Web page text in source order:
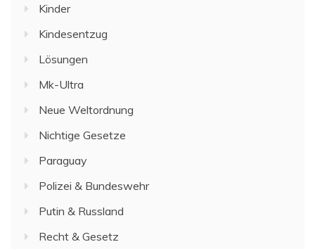
Kinder
Kindesentzug
Lösungen
Mk-Ultra
Neue Weltordnung
Nichtige Gesetze
Paraguay
Polizei & Bundeswehr
Putin & Russland
Recht & Gesetz